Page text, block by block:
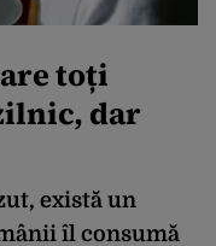
toți
dar
există un
îl consumă